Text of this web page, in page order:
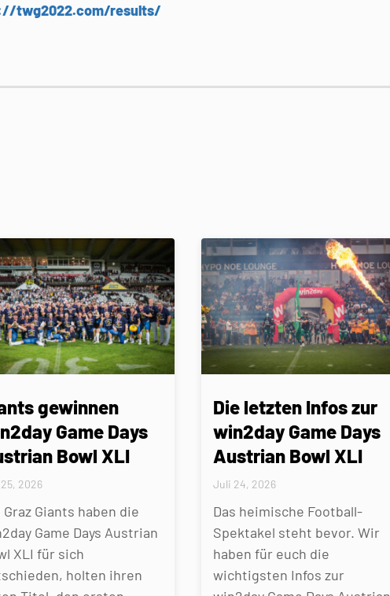
twg2022.com/results/
gewinnen
Game Days
Bowl XLI
2026
Graz Giants haben die
Game Days Austrian
XLI für sich
holten ihren
Die letzten Infos zur
win2day Game Days
Austrian Bowl XLI
Juli 24, 2026
Das heimische Football-
Spektakel steht bevor. Wir
haben für euch die
wichtigsten Infos zur